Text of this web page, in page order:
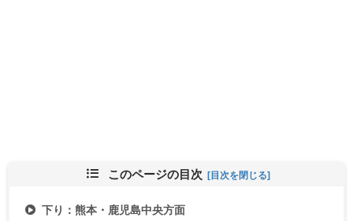
このページの目次
下り：熊本・鹿児島中央方面